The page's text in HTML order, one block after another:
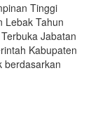
Tinggi
Lebak Tahun
Jabatan
Kabupaten
berdasarkan